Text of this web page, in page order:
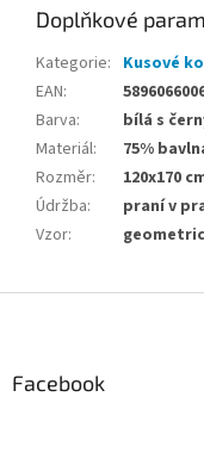
Doplňkové
Kategorie: Kusové
EAN:
Barva:
bílá s
Materiál:
75%
Rozměr:
120x170
Údržba:
praní v
Vzor:
Facebook